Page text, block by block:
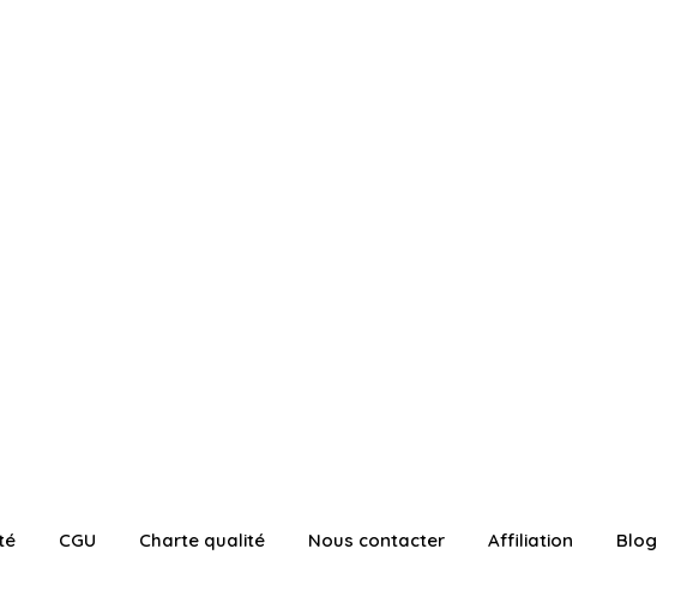
CGU Charte qualité Nous contacter Affiliation Blog